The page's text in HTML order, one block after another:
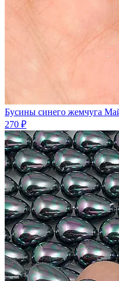
Бусины синего жемчуга
270 ₽